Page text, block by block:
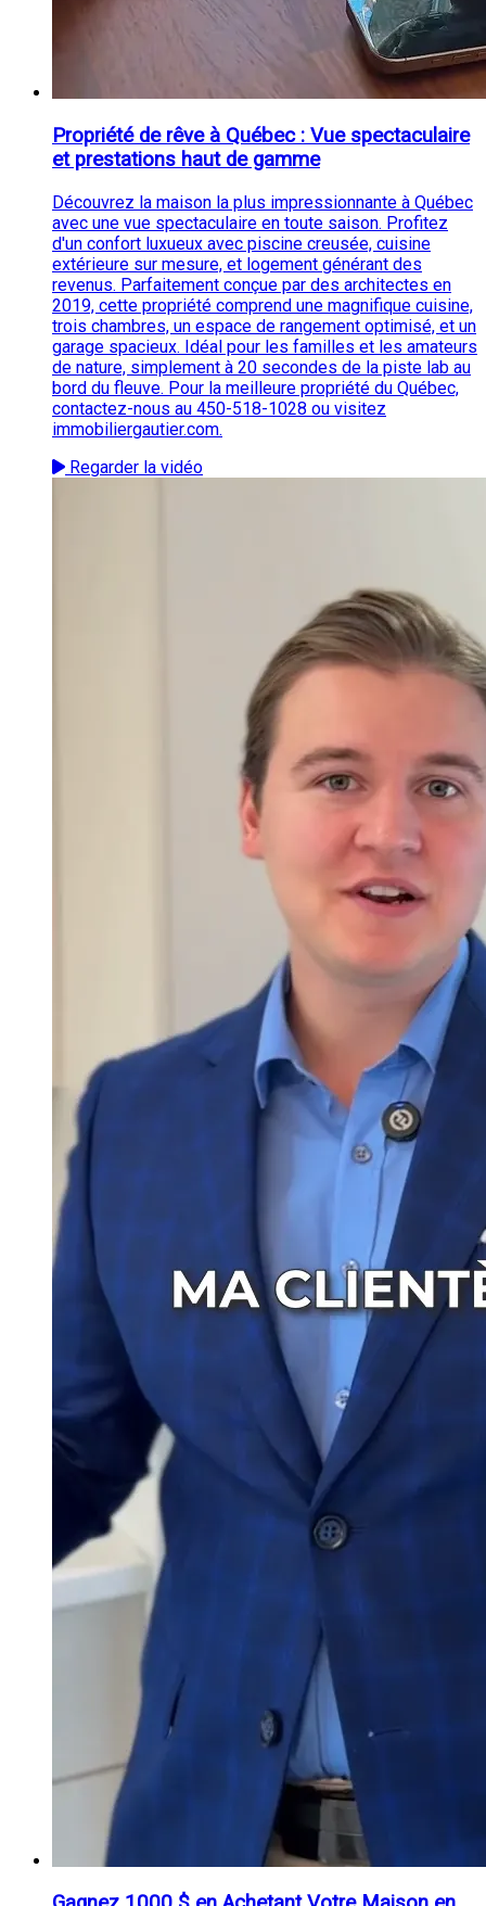
Propriété de rêve à Québec : Vue spectaculaire
et prestations haut de gamme
Découvrez la maison la plus impressionnante à Québec
avec une vue spectaculaire en toute saison. Profitez
d'un confort luxueux avec piscine creusée, cuisine
extérieure sur mesure, et logement générant des
revenus. Parfaitement conçue par des architectes en
2019, cette propriété comprend une magnifique cuisine,
trois chambres, un espace de rangement optimisé, et un
garage spacieux. Idéal pour les familles et les amateurs
de nature, simplement à 20 secondes de la piste lab au
bord du fleuve. Pour la meilleure propriété du Québec,
contactez-nous au 450-518-1028 ou visitez
immobiliergautier.com.
Regarder la vidéo